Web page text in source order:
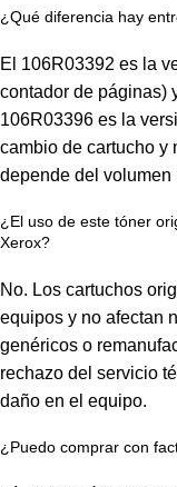
¿Qué diferencia hay
El 106R03392 es la
contador de páginas)
106R03396 es la
cambio de cartucho y
depende del volumen
¿El uso de este tóner
Xerox?
No. Los cartuchos
equipos y no afectan
genéricos o
rechazo del servicio
daño en el equipo.
¿Puedo comprar con